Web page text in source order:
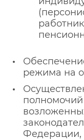
режима на
полномочий
Федерации,